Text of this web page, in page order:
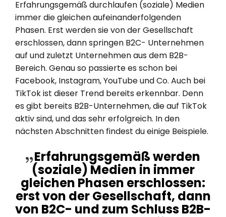
Erfahrungsgemäß durchlaufen (soziale) Medien
immer die gleichen aufeinanderfolgenden
Phasen. Erst werden sie von der Gesellschaft
erschlossen, dann springen B2C- Unternehmen
auf und zuletzt Unternehmen aus dem B2B-
Bereich. Genau so passierte es schon bei
Facebook, Instagram, YouTube und Co. Auch bei
TikTok ist dieser Trend bereits erkennbar. Denn
es gibt bereits B2B-Unternehmen, die auf TikTok
aktiv sind, und das sehr erfolgreich. In den
nächsten Abschnitten findest du einige Beispiele.
Erfahrungsgemäßwerden
(soziale) Medien in immer
gleichen Phasen erschlossen:
erst von der Gesellschaft, dann
von B2C- und zum Schluss B2B-